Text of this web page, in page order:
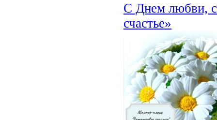
С Днем любви,
счастье»